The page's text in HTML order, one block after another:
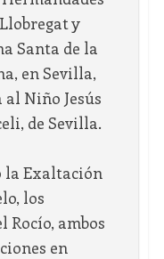
y
Santa de la
en Sevilla,
Niño Jesús
de Sevilla.
la Exaltación
los
Rocío, ambos
en